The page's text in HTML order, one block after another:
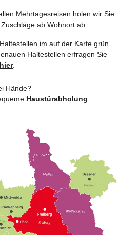
Mehrtages­reisen holen wir Sie
ab Wohnort ab.
im auf der Karte grün
Haltestellen erfragen Sie
hier.
Hände?
Haustürabholung.